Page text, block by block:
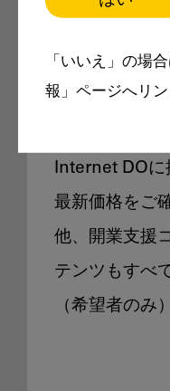
「いいえ」の場
報」ページへリン
製品
Internet DOに
最新価格をご
他、開業支援
テンツもすべ
（希望者のみ）